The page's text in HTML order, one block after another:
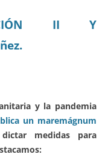
II Y
y la pandemia
un maremágnum
medidas para